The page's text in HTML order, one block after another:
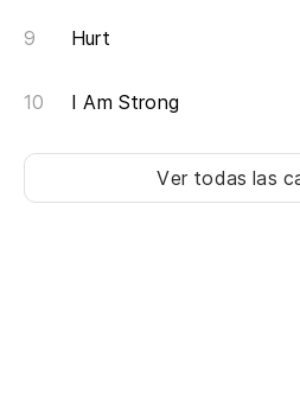
Hurt
I Am Strong
Ver todas las